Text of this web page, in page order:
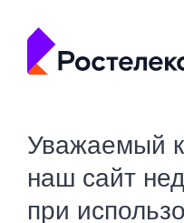
Уважаемый
наш сайт
при